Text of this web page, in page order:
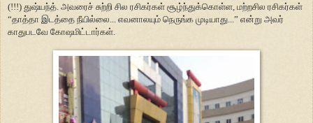
(!!!) துஷ்யந்த். அவரைச் சுற்றி சில ரசிகர்கள் சூழ்ந்துக்கொள்ள, மற்றசில ரசிகர்கள்
“தாத்தா இடத்தை நீயில்லை... எவனாலயும் நெருங்க முடியாது...” என்று அவர்
காதுபடவே கோஷமிட்டார்கள்.